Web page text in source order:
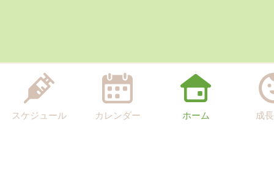
スケジュール カレンダー ホーム 成